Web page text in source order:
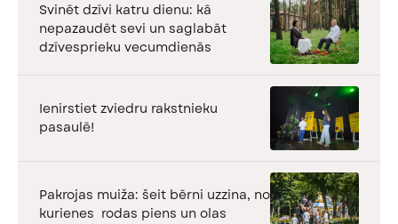
Svinēt dzīvi katru dienu: kā
nepazaudēt sevi un saglabāt
dzīvesprieku vecumdienās
Ienirstiet zviedru rakstnieku
pasaulē!
Pakrojas muiža: šeit bērni uzzina, no
kurienes rodas piens un olas